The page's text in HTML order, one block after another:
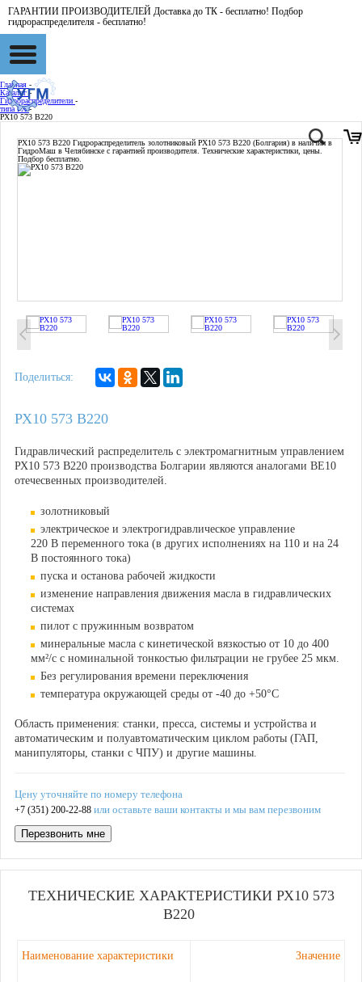
ГАРАНТИИ ПРОИЗВОДИТЕЛЕЙ Доставка до ТК - бесплатно! Подбор
гидрораспределителя - бесплатно!
Главная -
Каталог -
Гидрораспределители -
типа РХ -
РХ10 573 В220
РХ10 573 В220 Гидрораспределитель золотниковый РХ10 573 В220 (Болгария) в наличии в
ГидроМаш в Челябинске с гарантией производителя. Технические характеристики, цены.
Подбор бесплатно.
Поделиться:
РХ10 573 В220
Гидравлический распределитель с электромагнитным управлением
РХ10 573 В220 производства Болгарии являются аналогами ВЕ10
отечесвенных производителей.
золотниковый
электрическое и электрогидравлическое управление
220 В переменного тока (в других исполнениях на 110 и на 24
В постоянного тока)
пуска и останова рабочей жидкости
изменение направления движения масла в гидравлических
системах
пилот с пружинным возвратом
минеральные масла с кинетической вязкостью от 10 до 400
мм²/с с номинальной тонкостью фильтрации не грубее 25 мкм.
Без регулирования времени переключения
температура окружающей среды от -40 до +50°С
Область применения: станки, пресса, системы и устройства и
автоматическим и полуавтоматическим циклом работы (ГАП,
манипуляторы, станки с ЧПУ) и другие машины.
Цену уточняйте по номеру телефона
+7 (351) 200-22-88 или оставьте ваши контакты и мы вам перезвоним
Перезвонить мне
ТЕХНИЧЕСКИЕ ХАРАКТЕРИСТИКИ РХ10 573
В220
Наименование характеристики Значение